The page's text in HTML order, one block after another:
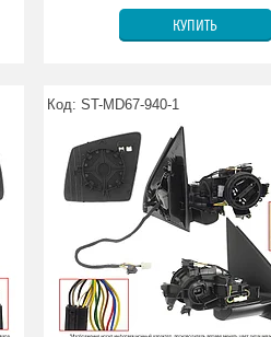
КУПИТЬ
ST-MD67-940-1